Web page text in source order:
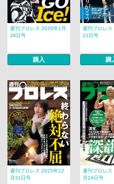
週刊プロレス 2026年1月
28日号
購入
週刊プロレス
21日号
購
週刊プロレス 2025年12
月31日号
週刊プロレ
月24日号